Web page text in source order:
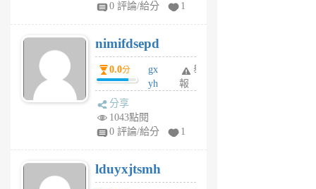
U
5
個
月
0 評論/給分
1
nimifdsepd
0.0分
gx
yh
jl
月
前
舉
報
分享
1043點閱
0 評論/給分
1
lduyxjtsmh